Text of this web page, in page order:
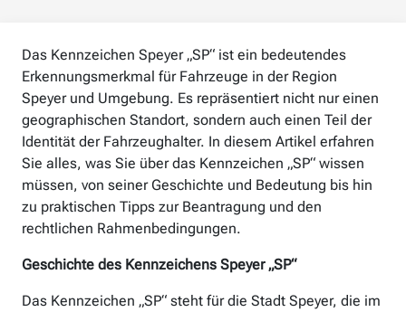
Das Kennzeichen Speyer „SP“ ist ein bedeutendes
Erkennungsmerkmal für Fahrzeuge in der Region
Speyer und Umgebung. Es repräsentiert nicht nur einen
geographischen Standort, sondern auch einen Teil der
Identität der Fahrzeughalter. In diesem Artikel erfahren
Sie alles, was Sie über das Kennzeichen „SP“ wissen
müssen, von seiner Geschichte und Bedeutung bis hin
zu praktischen Tipps zur Beantragung und den
rechtlichen Rahmenbedingungen.
Geschichte des Kennzeichens Speyer „SP“
Das Kennzeichen „SP“ steht für die Stadt Speyer, die im